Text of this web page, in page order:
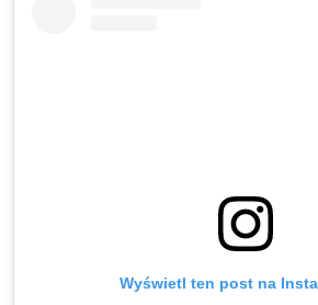
Wyświetl ten post na